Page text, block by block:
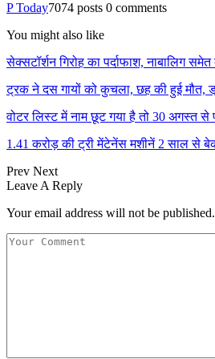
P Today7074 posts 0 comments
You might also like
सेक्सटॉर्शन गिरोह का पर्दाफाश, नाबालिग
ट्रक ने दस गायों को कुचला, छह की हुई मौत,
वोटर लिस्ट में नाम छूट गया है तो 30 अगस्त
1.41 करोड़ की ट्री मेंटेनेंस मशीनें 2 साल से
Prev Next
Leave A Reply
Your email address will not be published.